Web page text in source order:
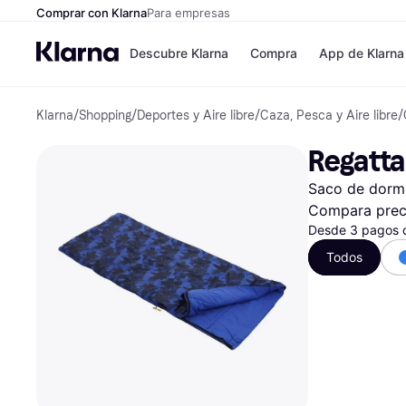
Comprar con KlarnaPara empresas
Descubre Klarna
Formas de
Paga ahora
Paga en 3 plazos
Paga en 30 días
Financiación
Klarna en Apple
Compra
Tiendas
Shein
Zalando Prive
Zara
JD Sports
Directorio de
App de Klarna
Klarna/Shopping/Deportes y Aire libre/Caza, Pesca y Aire libre/
Saco de
Compara
Desde 3 pagos
Todos